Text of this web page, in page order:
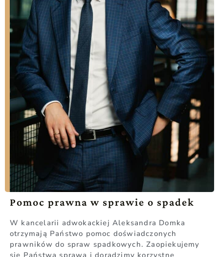
Pomoc prawna w sprawie o spadek
W kancelarii adwokackiej Aleksandra Domka
otrzymają Państwo pomoc doświadczonych
prawników do spraw spadkowych. Zaopiekujemy